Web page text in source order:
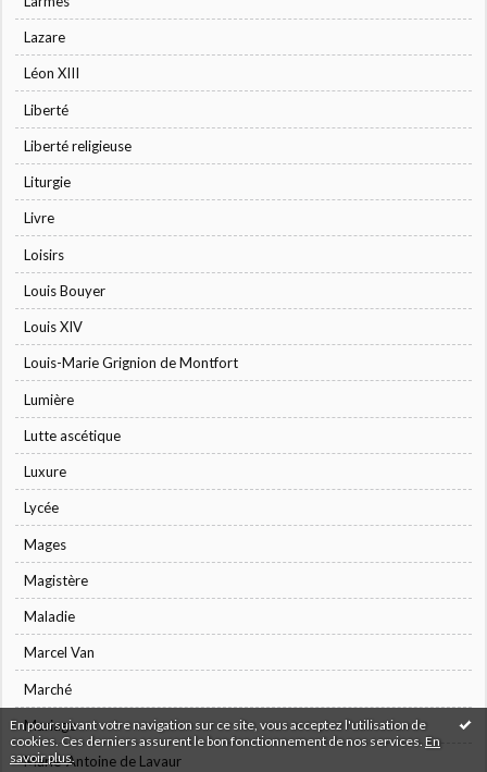
En poursuivant votre navigation sur ce site, vous acceptez l'utilisation de
cookies. Ces derniers assurent le bon fonctionnement de nos services. En
savoir plus.
Lazare
Léon XIII
Liberté
Liberté religieuse
Liturgie
Livre
Loisirs
Louis Bouyer
Louis XIV
Louis-Marie Grignion de Montfort
Lumière
Lutte ascétique
Luxure
Lycée
Mages
Magistère
Maladie
Marcel Van
Marché
Mariage
Marie-Antoine de Lavaur